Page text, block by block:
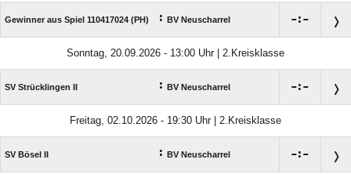
Gewinner aus Spiel 110417024 (PH) : BV Neuscharrel :
Sonntag, 20.09.2026 - 13:00 Uhr | 2.Kreisklasse
SV Strücklingen II : BV Neuscharrel :
Freitag, 02.10.2026 - 19:30 Uhr | 2.Kreisklasse
SV Bösel II : BV Neuscharrel :